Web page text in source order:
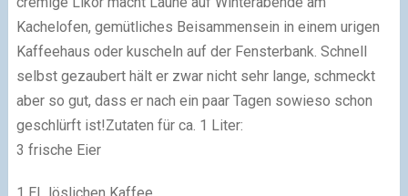
Kachelofen, gemütliches Beisammensein in einem urigen
Kaffeehaus oder kuscheln auf der Fensterbank. Schnell
selbst gezaubert hält er zwar nicht sehr lange, schmeckt
aber so gut, dass er nach ein paar Tagen sowieso schon
geschlürft ist!Zutaten für ca. 1 Liter:
3 frische Eier
1 EL löslichen Kaffee